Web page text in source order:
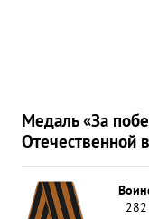
Медаль «За
Отечественной